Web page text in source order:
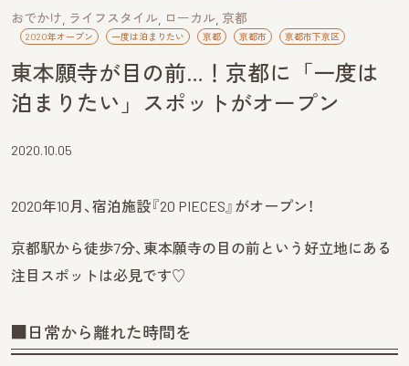
おでかけ ライフスタイル ローカル 京都
2020年オープン 一度は泊まりたい 京都 京都市 京都市下京区
東本願寺が目の前…！京都に「一度は
泊まりたい」スポットがオープン
2020.10.05
2020年10月、宿泊施設『20 PIECES』がオープン！
京都駅から徒歩7分、東本願寺の目の前という好立地にある
注目スポットは必見です♡
■日常から離れた時間を